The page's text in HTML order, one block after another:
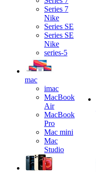
Series 7
Nike
Series SE
Series SE
Nike
series-5
mac
imac
MacBook
Air
MacBook
Pro
Mac mini
Mac
Studio